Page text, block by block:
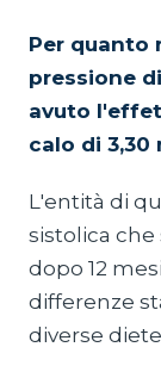
Per quanto
pressione
avuto
calo di 3,30
L'entità di
sistolica
dopo 12
differenze
diverse